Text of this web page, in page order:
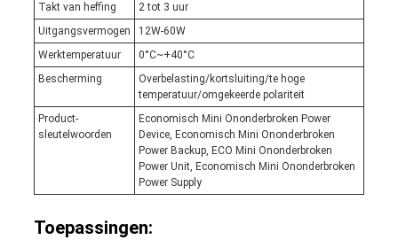
Takt van heffing
2 tot 3 uur
Uitgangsvermogen
12W-60W
Werktemperatuur
0°C~+40°C
Bescherming
Overbelasting/kortsluiting/te hoge
temperatuur/omgekeerde polariteit
Product-
sleutelwoorden
Economisch Mini Ononderbroken Power
Device, Economisch Mini Ononderbroken
Power Backup, ECO Mini Ononderbroken
Power Unit, Economisch Mini Ononderbroken
Power Supply
Toepassingen: